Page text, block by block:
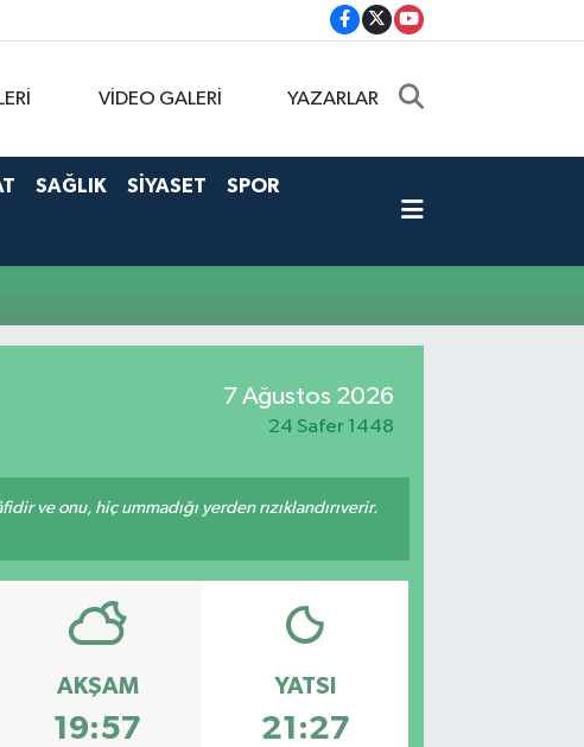
VİDEO GALERİ YAZARLAR
SAĞLIK SİYASET SPOR
7 Ağustos 2026
24 Safer 1448
ve onu, hiç ummadığı yerden rızıklandırıverir.
AKŞAM
19:57
YATSI
21:27